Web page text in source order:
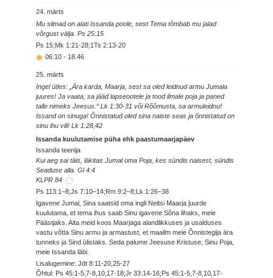
24. märts
Mu silmad on alati Issanda poole, sest Tema tõmbab mu jalad
võrgust välja. Ps 25:15
Ps 15;Mk 1:21-28;1Ts 2:13-20
06.10 - 18.46
25. märts
Ingel ütles: „Ära karda, Maarja, sest sa oled leidnud armu Jumala
juures! Ja vaata, sa jääd lapseootele ja tood ilmale poja ja paned
talle nimeks Jeesus.“ Lk 1:30-31 või Rõõmusta, sa armuleidnu!
Issand on sinuga! Õnnistatud oled sina naiste seas ja õnnistatud on
sinu ihu vili! Lk 1:28,42
Issanda kuulutamise püha ehk paastumaarjapäev
Issanda teenija
Kui aeg sai täis, läkitas Jumal oma Poja, kes sündis naisest, sündis
Seaduse alla. Gl 4:4
KLPR 84
Ps 113:1–8;Js 7:10–14;Rm 9:2–8;Lk 1:26–38
Igavene Jumal, Sina saatsid oma ingli Neitsi Maarja juurde
kuulutama, et tema ihus saab Sinu igavene Sõna lihaks, meie
Päästjaks. Aita meid koos Maarjaga alandlikkuses ja usalduses
vastu võtta Sinu armu ja armastust, et maailm meie Õnnistegija ära
tunneks ja Sind ülistaks. Seda palume Jeesuse Kristuse, Sinu Poja,
meie Issanda läbi.
Lisalugemine: Jdt 8:11-20,25-27
Õhtul: Ps 45:1-5,7-8,10,17-18;Jr 33:14-16;Ps 45:1-5,7-8,10,17-